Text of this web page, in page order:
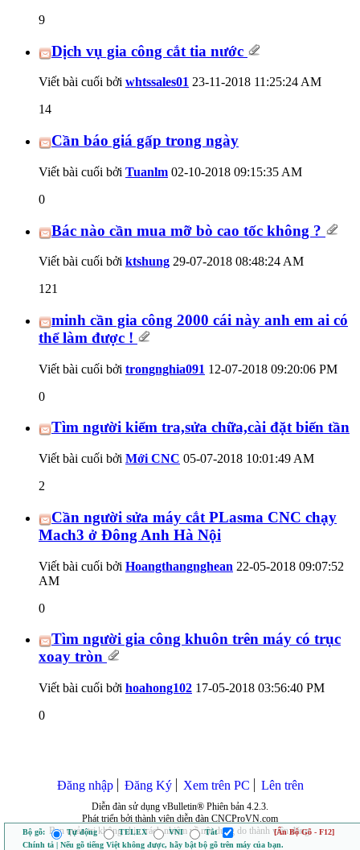
9
Dịch vụ gia công cắt tia nước
Viết bài cuối bởi whtssales01 23-11-2018 11:25:24 AM
14
Cần báo giá gấp trong ngày
Viết bài cuối bởi Tuanlm 02-10-2018 09:15:35 AM
0
Bác nào cần mua mỡ bò cao tốc không ?
Viết bài cuối bởi ktshung 29-07-2018 08:48:24 AM
121
minh cần gia công 2000 cái này anh em ai có
thể làm được !
Viết bài cuối bởi trongnghia091 12-07-2018 09:20:06 PM
0
Tìm người kiểm tra,sửa chữa,cài đặt biến tần
Viết bài cuối bởi Mới CNC 05-07-2018 10:01:49 AM
2
Cần người sửa máy cắt PLasma CNC chạy
Mach3 ở Đông Anh Hà Nội
Viết bài cuối bởi Hoangthangnghean 22-05-2018 09:07:52
AM
0
Tìm người gia công khuôn trên máy có trục
xoay tròn
Viết bài cuối bởi hoahong102 17-05-2018 03:56:40 PM
0
Đăng nhập Đăng Ký Xem trên PC Lên trên
Diễn đàn sử dụng vBulletin® Phiên bản 4.2.3.
Phát triển bởi thành viên diễn đàn CNCProVN.com
Ban quản trị không chịu trách nhiệm về nội dung do thành viên đăng.
Bộ gõ: Tự động TELEX VNI Tắt
[Ẩn Bộ Gõ - F12]
Chính tả | Nếu gõ tiếng Việt không được, hãy bật bộ gõ trên máy của bạn.